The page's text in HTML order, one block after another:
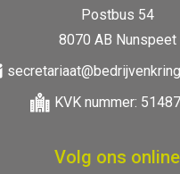
Postbus 54
8070 AB Nunspeet
KVK nummer:
Volg ons online